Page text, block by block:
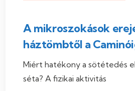
A mikroszokások
háztömbtől a
Miért hatékony a sötétedés
séta? A fizikai aktivitás